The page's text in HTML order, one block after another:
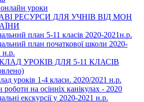
уроки
РЕСУРСИ ДЛЯ УЧНІВ ВІД МОН
план 5-11 класів 2020-2021н.р.
план початкової школи 2020-
н.р.
УРОКІВ ДЛЯ 5-11 КЛАСІВ
уроків 1-4 класи. 2020/2021 н.р.
роботи на осінніх канікулах - 2020
екскурсії у 2020-2021 н.р.